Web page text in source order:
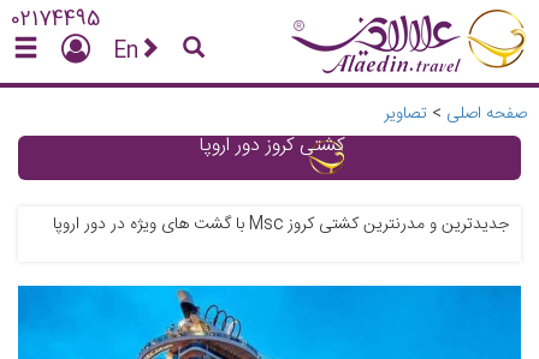
02174495
En
صفحه اصلی > تصاویر
کشتی کروز دور اروپا
جدیدترین و مدرنترین کشتی کروز Msc با گشت های ویژه در دور اروپا